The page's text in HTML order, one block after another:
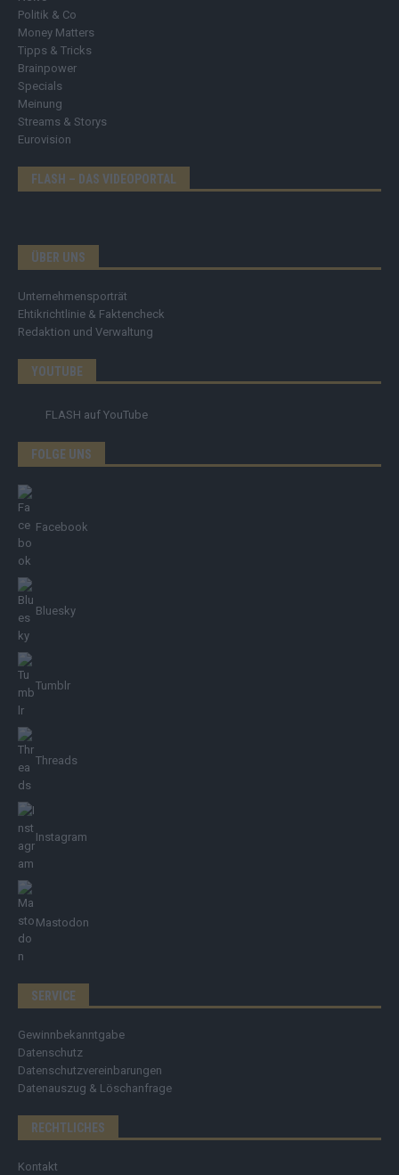
Politik & Co
Money Matters
Tipps & Tricks
Brainpower
Specials
Meinung
Streams & Storys
Eurovision
FLASH – DAS VIDEOPORTAL
ÜBER UNS
Unternehmensporträt
Ehtikrichtlinie & Faktencheck
Redaktion und Verwaltung
YOUTUBE
FLASH auf YouTube
FOLGE UNS
Facebook
Bluesky
Tumblr
Threads
Instagram
Mastodon
SERVICE
Gewinnbekanntgabe
Datenschutz
Datenschutzvereinbarungen
Datenauszug & Löschanfrage
RECHTLICHES
Kontakt